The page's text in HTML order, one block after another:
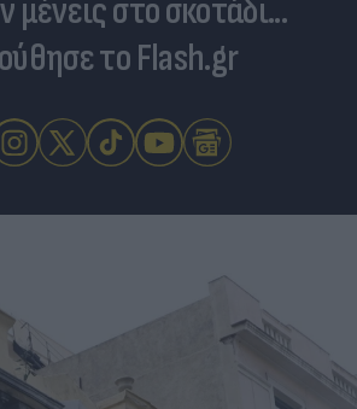
μένεις στο σκοτάδι...
το Flash.gr